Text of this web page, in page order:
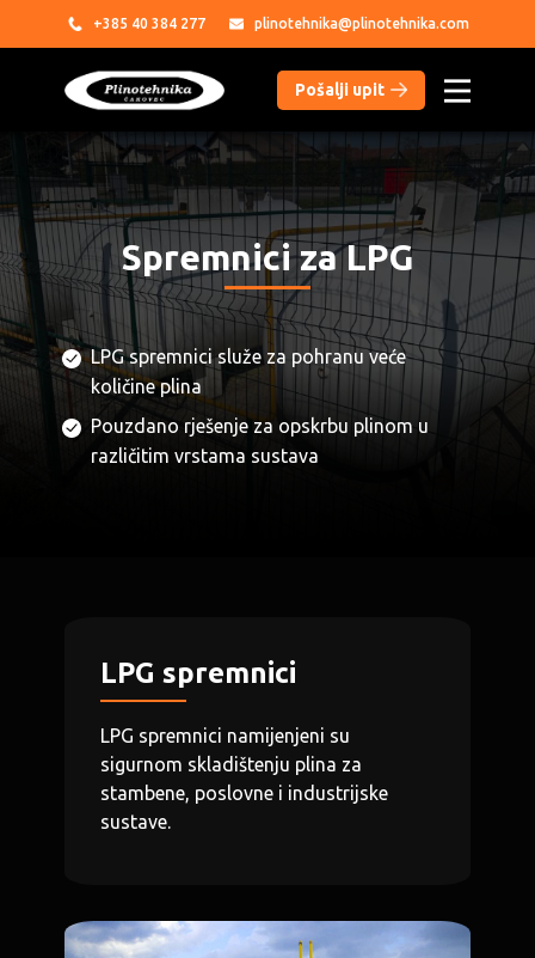
plinotehnika@plinotehnika.com
+385 40 384 277
PROIZVODI
USLUGE
PARTNERI
REFERENCE
O NAMA
DATOTEKE
Pošalji upit​
Spremnici za LPG
____
LPG spremnici služe za pohranu veće
količine plina
Pouzdano rješenje za opskrbu plinom u
različitim vrstama sustava
LPG spremnici
______
LPG spremnici namijenjeni su
sigurnom skladištenju plina za
stambene, poslovne i industrijske
sustave.